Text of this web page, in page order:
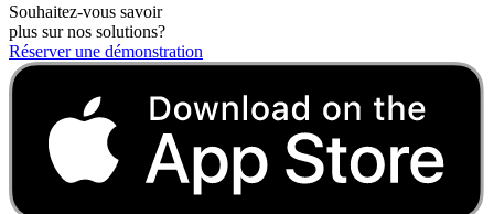
Souhaitez-vous savoir
plus sur nos solutions?
Réserver une démonstration